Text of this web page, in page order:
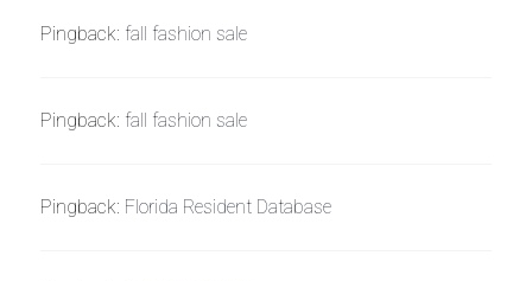
Pingback: fall fashion sale
Pingback: fall fashion sale
Pingback: Florida Resident Database